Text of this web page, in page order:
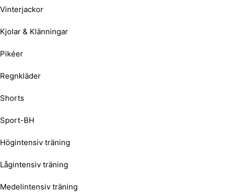
Vinterjackor
Kjolar & Klänningar
Pikéer
Regnkläder
Shorts
Sport-BH
Högintensiv träning
Lågintensiv träning
Medelintensiv träning